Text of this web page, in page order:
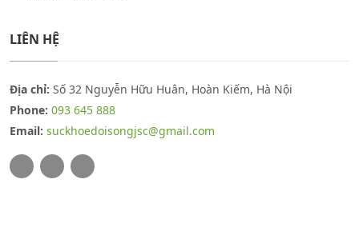
LIÊN HỆ
Địa chỉ: Số 32 Nguyễn Hữu Huân, Hoàn Kiếm, Hà Nội
Phone: 093 645 888
Email: suckhoedoisongjsc@gmail.com